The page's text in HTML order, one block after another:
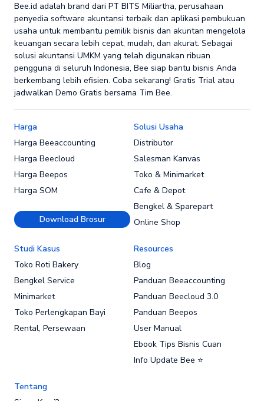
Bee.id adalah brand dari PT BITS Miliartha, perusahaan
penyedia software akuntansi terbaik dan aplikasi pembukuan
usaha untuk membantu pemilik bisnis dan akuntan mengelola
keuangan secara lebih cepat, mudah, dan akurat. Sebagai
solusi akuntansi UMKM yang telah digunakan ribuan
pengguna di seluruh Indonesia, Bee siap bantu bisnis Anda
berkembang lebih efisien. Coba sekarang! Gratis Trial atau
jadwalkan Demo Gratis bersama Tim Bee.
Harga
Harga Beeaccounting
Harga Beecloud
Harga Beepos
Harga SOM
Download Brosur
Solusi Usaha
Distributor
Salesman Kanvas
Toko & Minimarket
Cafe & Depot
Bengkel & Sparepart
Online Shop
Studi Kasus
Toko Roti Bakery
Bengkel Service
Minimarket
Toko Perlengkapan Bayi
Rental, Persewaan
Resources
Blog
Panduan Beeaccounting
Panduan Beecloud 3.0
Panduan Beepos
User Manual
Ebook Tips Bisnis Cuan
Info Update Bee ⭐
Tentang